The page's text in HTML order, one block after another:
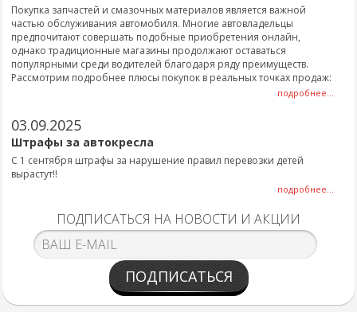
Покупка запчастей и смазочных материалов является важной
частью обслуживания автомобиля. Многие автовладельцы
предпочитают совершать подобные приобретения онлайн,
однако традиционные магазины продолжают оставаться
популярными среди водителей благодаря ряду преимуществ.
Рассмотрим подробнее плюсы покупок в реальных точках продаж:
подробнее...
03.09.2025
Штрафы за автокресла
С 1 сентября штрафы за нарушение правил перевозки детей
вырастут!!
подробнее...
ПОДПИСАТЬСЯ НА НОВОСТИ И АКЦИИ
ПОДПИСАТЬСЯ